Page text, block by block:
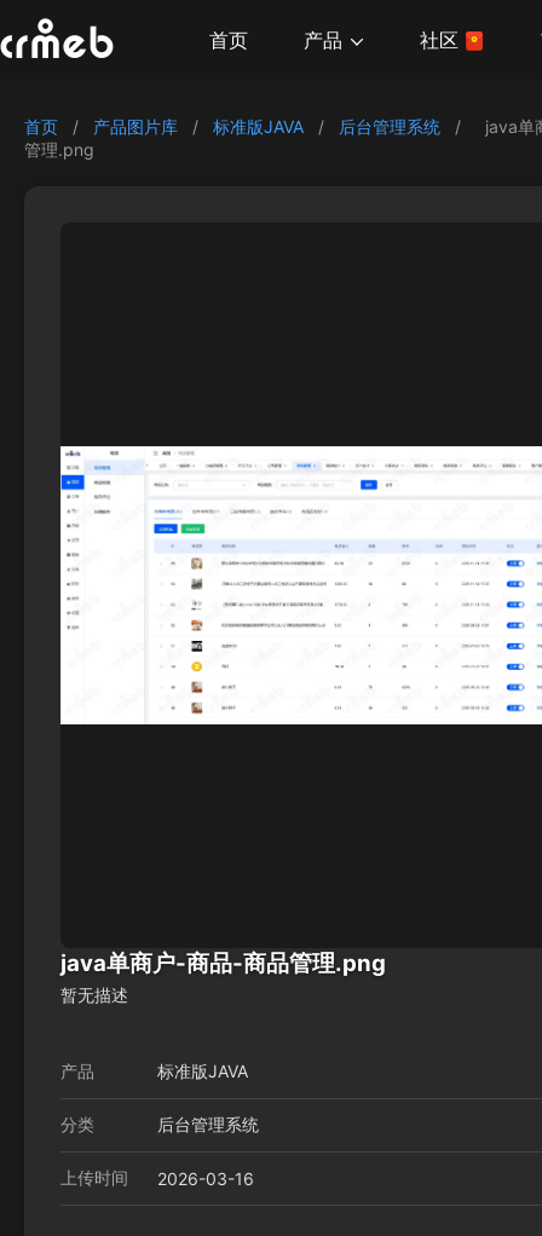
首页 产品 社区
首页 / 产品图片库 / 标准版JAVA / 后台管理系统 /
java单
管理.png
java单商户-商品-商品管理.png
暂无描述
产品 标准版JAVA
分类 后台管理系统
上传时间 2026-03-16